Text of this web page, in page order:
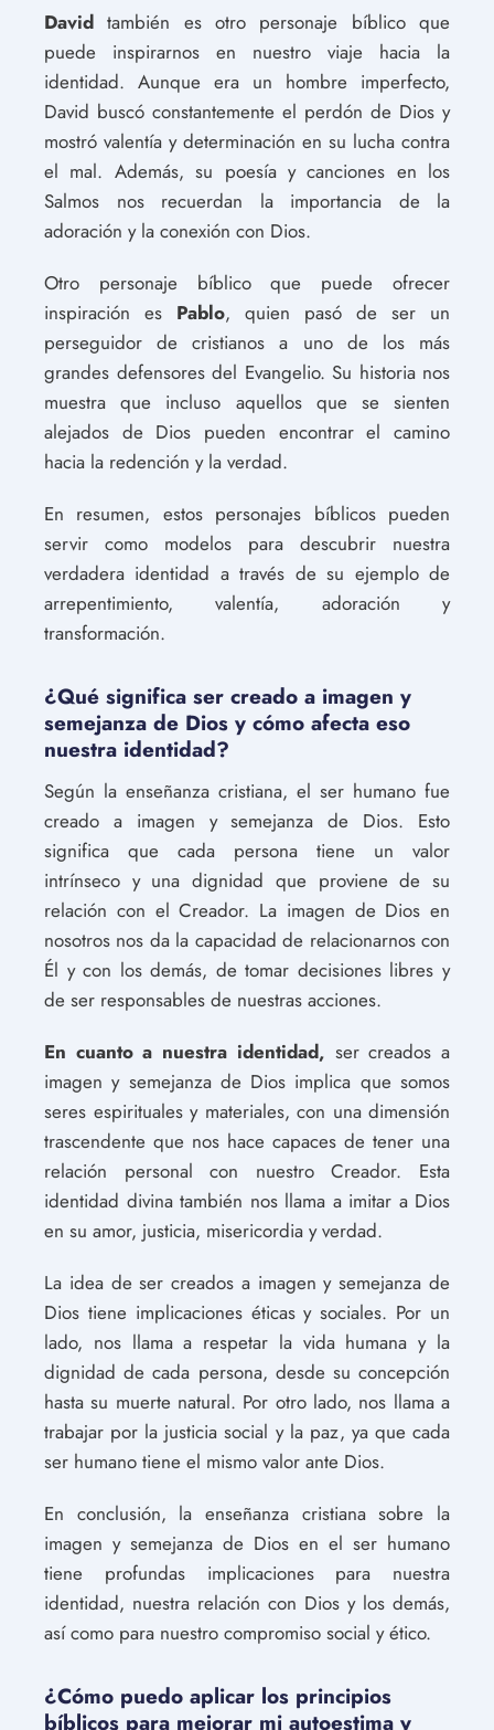
David también es otro personaje bíblico que
puede inspirarnos en nuestro viaje hacia la
identidad. Aunque era un hombre imperfecto,
David buscó constantemente el perdón de Dios y
mostró valentía y determinación en su lucha contra
el mal. Además, su poesía y canciones en los
Salmos nos recuerdan la importancia de la
adoración y la conexión con Dios.
Otro personaje bíblico que puede ofrecer
inspiración es Pablo, quien pasó de ser un
perseguidor de cristianos a uno de los más
grandes defensores del Evangelio. Su historia nos
muestra que incluso aquellos que se sienten
alejados de Dios pueden encontrar el camino
hacia la redención y la verdad.
En resumen, estos personajes bíblicos pueden
servir como modelos para descubrir nuestra
verdadera identidad a través de su ejemplo de
arrepentimiento, valentía, adoración y
transformación.
¿Qué significa ser creado a imagen y
semejanza de Dios y cómo afecta eso
nuestra identidad?
Según la enseñanza cristiana, el ser humano fue
creado a imagen y semejanza de Dios. Esto
significa que cada persona tiene un valor
intrínseco y una dignidad que proviene de su
relación con el Creador. La imagen de Dios en
nosotros nos da la capacidad de relacionarnos con
Él y con los demás, de tomar decisiones libres y
de ser responsables de nuestras acciones.
En cuanto a nuestra identidad, ser creados a
imagen y semejanza de Dios implica que somos
seres espirituales y materiales, con una dimensión
trascendente que nos hace capaces de tener una
relación personal con nuestro Creador. Esta
identidad divina también nos llama a imitar a Dios
en su amor, justicia, misericordia y verdad.
La idea de ser creados a imagen y semejanza de
Dios tiene implicaciones éticas y sociales. Por un
lado, nos llama a respetar la vida humana y la
dignidad de cada persona, desde su concepción
hasta su muerte natural. Por otro lado, nos llama a
trabajar por la justicia social y la paz, ya que cada
ser humano tiene el mismo valor ante Dios.
En conclusión, la enseñanza cristiana sobre la
imagen y semejanza de Dios en el ser humano
tiene profundas implicaciones para nuestra
identidad, nuestra relación con Dios y los demás,
así como para nuestro compromiso social y ético.
¿Cómo puedo aplicar los principios
bíblicos para mejorar mi autoestima y